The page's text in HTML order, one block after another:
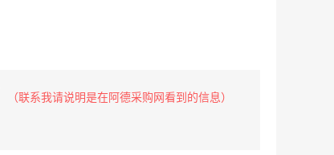
（联系我请说明是在阿德采购网看到的信息）